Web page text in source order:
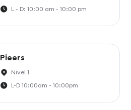
L - D: 10:00 am - 10:00 pm
Pieers
Nivel 1
L-D 10:00am - 10:00pm